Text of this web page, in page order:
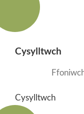
Cysylltwch
Cysylltwch